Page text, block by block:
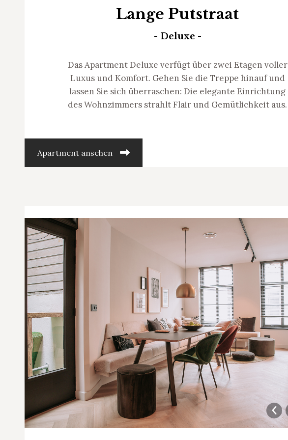
Lange Putstraat
- Deluxe -
Das Apartment Deluxe verfügt über zwei Etagen voller
Luxus und Komfort. Gehen Sie die Treppe hinauf und
lassen Sie sich überraschen: Die elegante Einrichtung
des Wohnzimmers strahlt Flair und Gemütlichkeit aus.
Apartment ansehen